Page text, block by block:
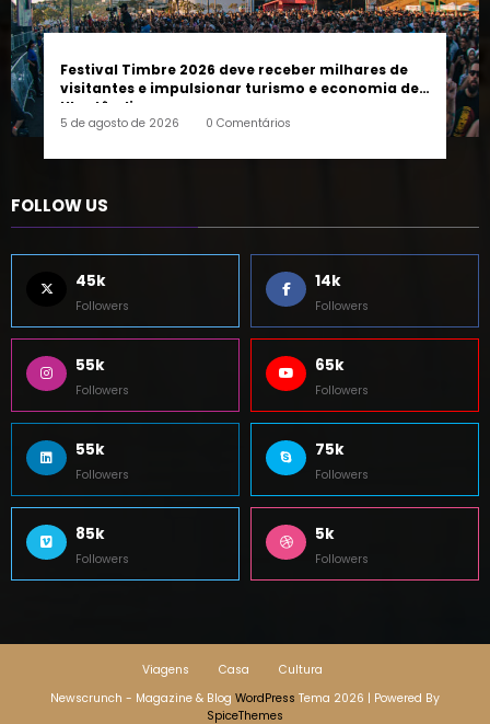
Festival Timbre 2026 deve receber milhares de
Uberlândia
FOLLOW US
45k
Followers
14k
Followers
55k
Followers
65k
Followers
55k
Followers
75k
Followers
85k
Followers
5k
Followers
Viagens Casa
Cultura